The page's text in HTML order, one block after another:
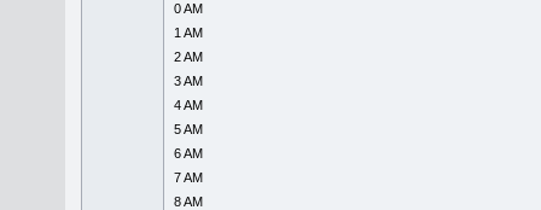
0 AM
1 AM
2 AM
3 AM
4 AM
5 AM
6 AM
7 AM
8 AM